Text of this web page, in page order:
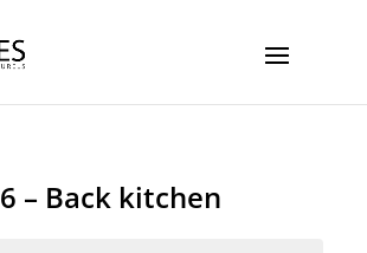
– Back kitchen